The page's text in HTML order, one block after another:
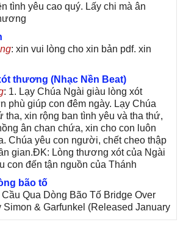
tình yêu cao quý. Lấy chi mà ân
: xin vui lòng cho xin bản pdf. xin
thương (Nhạc Nền Beat)
: 1. Lạy Chúa Ngài giàu lòng xót
phù giúp con đêm ngày. Lạy Chúa
tha, xin rộng ban tình yêu và tha thứ,
ân chan chứa, xin cho con luôn
Chúa yêu con người, chết cheo thập
gian.ĐK: Lòng thương xót của Ngài
con đến tận nguồn của Thánh
bão tố
Cầu Qua Dòng Bão Tố Bridge Over
Simon & Garfunkel (Released January
Nhạc Sĩ Vũ Đức Nghiêm Trình Bày: